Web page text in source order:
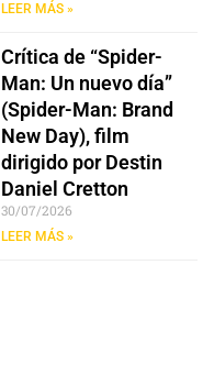
LEER MÁS »
Crítica de “Spider-
Man: Un nuevo día”
(Spider-Man: Brand
New Day), film
dirigido por Destin
Daniel Cretton
30/07/2026
LEER MÁS »